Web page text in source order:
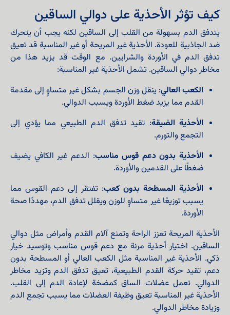
كيف تؤثر الأحذية على دوالي الساقين
يتدفق الدم بسهولة من القلب إلى الساقين لكنه يجب أن يتحرك
ضد الجاذبية للعودة. الأحذية غير المريحة أو غير المناسبة قد تعيق
تدفق الدم في الأوردة والشرايين. مع الوقت قد يزيد هذا من
مخاطر دوالي الساقين. تشمل الأحذية غير المناسبة:
الكعب العالي: ينقل وزن الجسم بشكل غير متساوٍ إلى مقدمة
القدم مما يزيد ضغط الأوردة ويسبب الدوالي.
الأحذية الضيقة: تقيد تدفق الدم الطبيعي مما يؤدي إلى
التجمع والتورم.
الأحذية بدون دعم قوس مناسب: الدعم غير الكافي يضيف
ضغطًا على القدمين والأوردة.
الأحذية المسطحة بدون كعب: تفتقر إلى دعم القوس مما
يسبب توزيعًا غير متساوٍ للوزن ويقلل تدفق الدم، مهددًا صحة
الأوردة.
الأحذية المريحة تعزز الراحة وتمنع آلام القدم وأمراض مثل دوالي
الساقين. اختيار أحذية مرنة مع دعم قوس مناسب وتوسيد خيار
ذكي. الأحذية غير المناسبة مثل الكعب العالي أو المسطحة بدون
دعم، تقيد حركة القدم الطبيعية، تعيق تدفق الدم وتزيد مخاطر
الدوالي. تعمل عضلات الساق كمضخة لإعادة الدم إلى القلب.
الأحذية غير المناسبة تعيق وظيفة العضلات مما يسبب تجمع الدم
وزيادة مخاطر الدوالي.